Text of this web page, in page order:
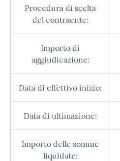
Procedura di scelta
del contraente:
Importo di
aggiudicazione:
Data di effettivo inizio:
Data di ultimazione:
Importo delle somme
liquidate: